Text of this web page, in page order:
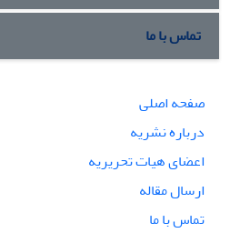
تماس با ما
صفحه اصلی
درباره نشریه
اعضای هیات تحریریه
ارسال مقاله
تماس با ما